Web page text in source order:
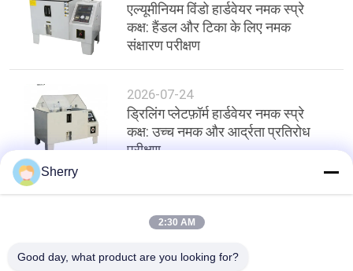
एल्यूमीनियम विंडो हार्डवेयर नमक स्प्रे
कक्ष: हैंडल और टिका के लिए नमक
संक्षारण परीक्षण
2026-07-24
ड्रिलिंग प्लेटफ़ॉर्म हार्डवेयर नमक स्प्रे
कक्ष: उच्च नमक और आर्द्रता प्रतिरोध
परीक्षण
शीर्ष
Sherry
2:30 AM
Good day, what product are you looking for?